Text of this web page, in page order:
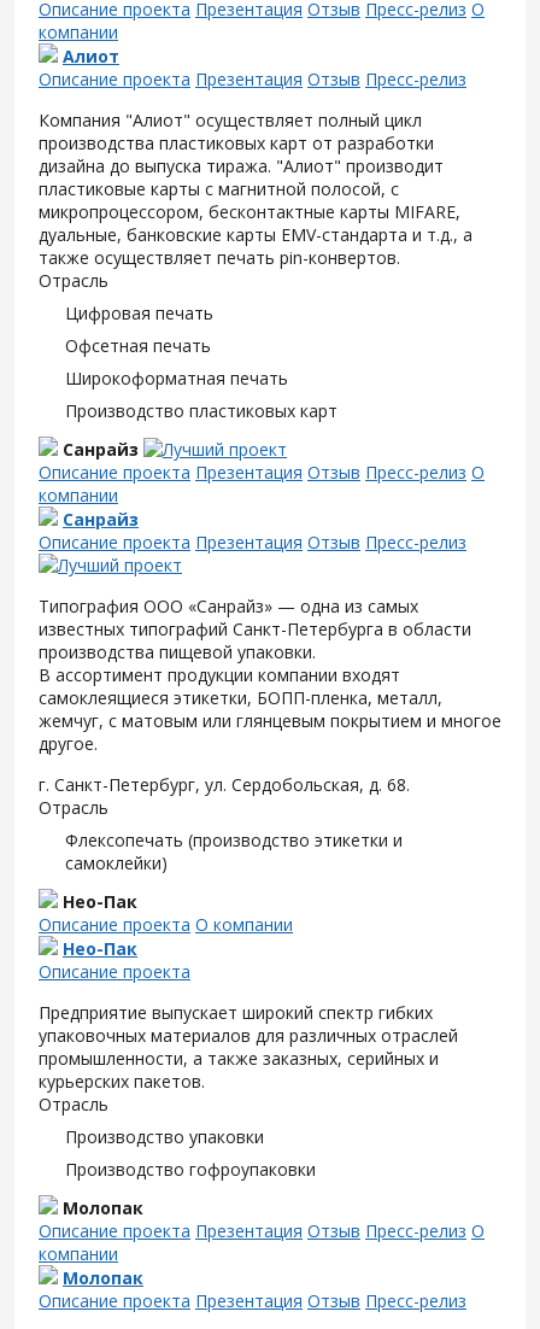
Описание проекта Презентация Отзыв Пресс-релиз О
компании
Алиот
Описание проекта Презентация Отзыв Пресс-релиз
Компания "Алиот" осуществляет полный цикл
производства пластиковых карт от разработки
дизайна до выпуска тиража. "Алиот" производит
пластиковые карты с магнитной полосой, с
микропроцессором, бесконтактные карты MIFARE,
дуальные, банковские карты EMV-стандарта и т.д., а
также осуществляет печать pin-конвертов.
Отрасль
Цифровая печать
Офсетная печать
Широкоформатная печать
Производство пластиковых карт
Санрайз
Описание проекта Презентация Отзыв Пресс-релиз О
компании
Санрайз
Описание проекта Презентация Отзыв Пресс-релиз
Типография ООО «Санрайз» — одна из самых
известных типографий Санкт-Петербурга в области
производства пищевой упаковки.
В ассортимент продукции компании входят
самоклеящиеся этикетки, БОПП-пленка, металл,
жемчуг, с матовым или глянцевым покрытием и многое
другое.
г. Санкт-Петербург, ул. Сердобольская, д. 68.
Отрасль
Флексопечать (производство этикетки и
самоклейки)
Нео-Пак
Описание проекта О компании
Нео-Пак
Описание проекта
Предприятие выпускает широкий спектр гибких
упаковочных материалов для различных отраслей
промышленности, а также заказных, серийных и
курьерских пакетов.
Отрасль
Производство упаковки
Производство гофроупаковки
Молопак
Описание проекта Презентация Отзыв Пресс-релиз О
компании
Молопак
Описание проекта Презентация Отзыв Пресс-релиз